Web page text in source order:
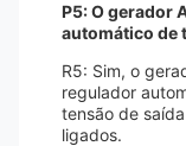
P5: O gerador
automático de
R5: Sim, o
regulador
tensão de
ligados.